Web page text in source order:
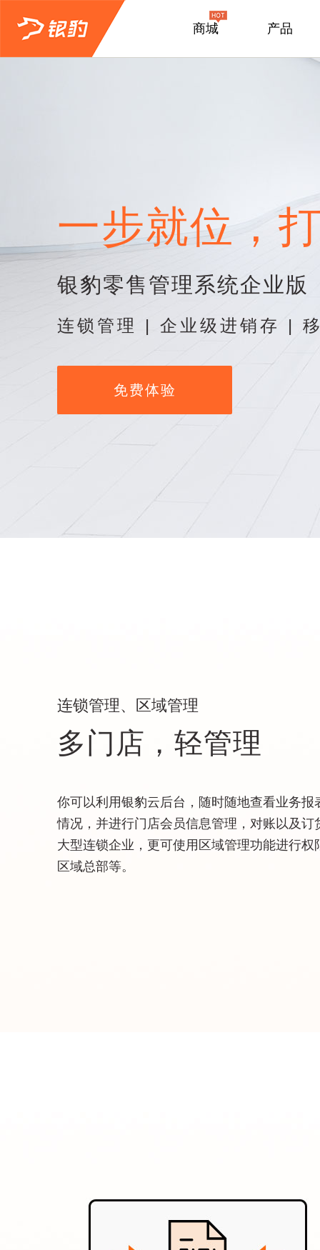
商城 产品
一步就位，
银豹零售管理系统企业版
连锁管理 | 企业级进销存 |
免费体验
连锁管理、区域管理
多门店，轻管理
你可以利用银豹云后台，随时随地查看业务报
情况，并进行门店会员信息管理，对账以及订
大型连锁企业，更可使用区域管理功能进行权
区域总部等。